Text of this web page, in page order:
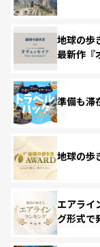
地球の歩
最新作『
準備も滞
地球の歩
エアライ
グ形式で